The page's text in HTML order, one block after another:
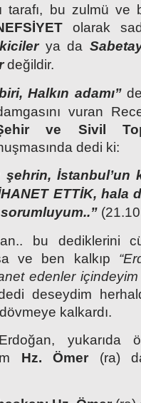
tarafı, bu zulmü ve
olarak
ya da
değildir.
Halkın adamı”
vuran
ve Sivil
dedi ki:
İstanbul’un
ETTİK, hala
bu dediklerini
ve ben kalkıp
edenler
deseydim
kalkardı.
yukarıda
Hz. Ömer (ra)